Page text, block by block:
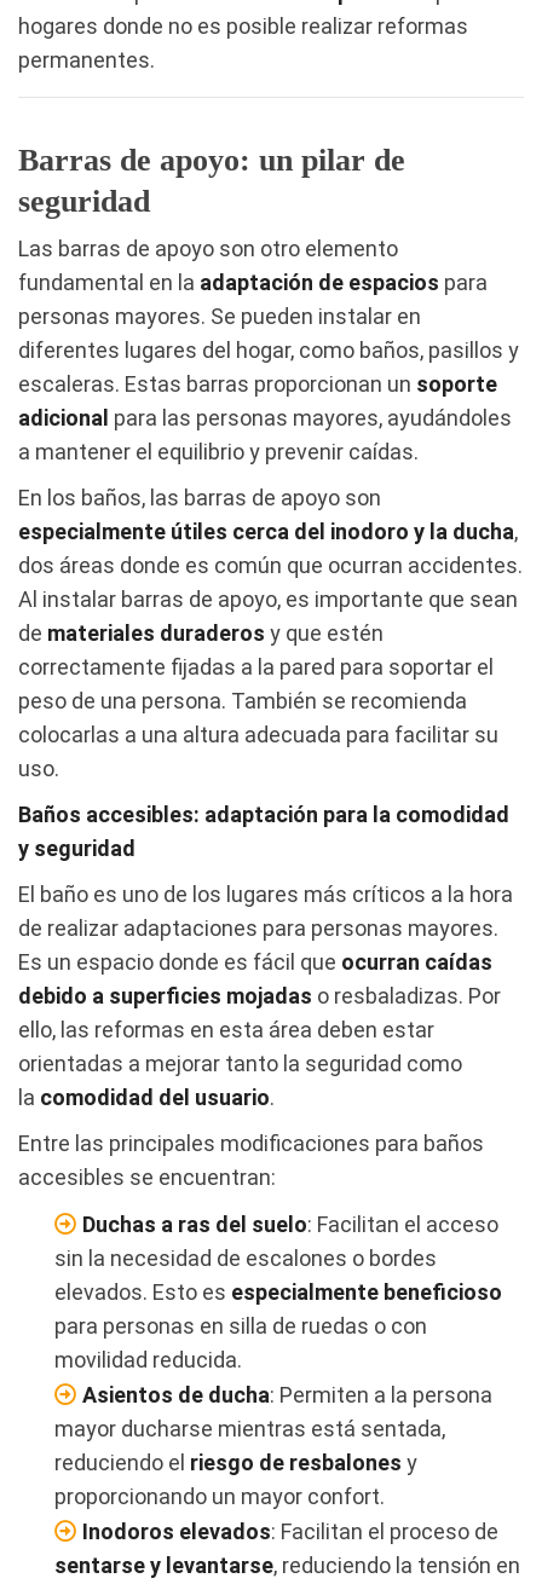
hogares donde no es posible realizar reformas
permanentes.
Barras de apoyo: un pilar de
seguridad
Las barras de apoyo son otro elemento
fundamental en la adaptación de espacios para
personas mayores. Se pueden instalar en
diferentes lugares del hogar, como baños, pasillos y
escaleras. Estas barras proporcionan un soporte
adicional para las personas mayores, ayudándoles
a mantener el equilibrio y prevenir caídas.
En los baños, las barras de apoyo son
especialmente útiles cerca del inodoro y la ducha,
dos áreas donde es común que ocurran accidentes.
Al instalar barras de apoyo, es importante que sean
de materiales duraderos y que estén
correctamente fijadas a la pared para soportar el
peso de una persona. También se recomienda
colocarlas a una altura adecuada para facilitar su
uso.
Baños accesibles: adaptación para la comodidad
y seguridad
El baño es uno de los lugares más críticos a la hora
de realizar adaptaciones para personas mayores.
Es un espacio donde es fácil que ocurran caídas
debido a superficies mojadas o resbaladizas. Por
ello, las reformas en esta área deben estar
orientadas a mejorar tanto la seguridad como
la comodidad del usuario.
Entre las principales modificaciones para baños
accesibles se encuentran:
Duchas a ras del suelo: Facilitan el acceso
sin la necesidad de escalones o bordes
elevados. Esto es especialmente beneficioso
para personas en silla de ruedas o con
movilidad reducida.
Asientos de ducha: Permiten a la persona
mayor ducharse mientras está sentada,
reduciendo el riesgo de resbalones y
proporcionando un mayor confort.
Inodoros elevados: Facilitan el proceso de
sentarse y levantarse, reduciendo la tensión en